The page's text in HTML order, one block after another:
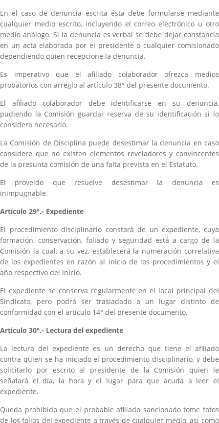
En el caso de denuncia escrita ésta debe formularse mediante
cualquier medio escrito, incluyendo el correo electrónico u otro
medio análogo. Si la denuncia es verbal se debe dejar constancia
en un acta elaborada por el presidente o cualquier comisionado
dependiendo quien recepcione la denuncia.
Es imperativo que el afiliado colaborador ofrezca medios
probatorios con arreglo al artículo 38° del presente documento.
El afiliado colaborador debe identificarse en su denuncia,
pudiendo la Comisión guardar reserva de su identificación si lo
considera necesario.
La Comisión de Disciplina puede desestimar la denuncia en caso
considere que no existen elementos reveladores y convincentes
de la presunta comisión de una falta prevista en el Estatuto.
El proveído que resuelve desestimar la denuncia es
inimpugnable.
Artículo 29°.- Expediente
El procedimiento disciplinario constará de un expediente, cuya
formación, conservación, foliado y seguridad está a cargo de la
Comisión la cual, a su vez, establecerá la numeración correlativa
de los expedientes en razón al inicio de los procedimientos y el
año respectivo del inicio.
El expediente se conserva regularmente en el local principal del
Sindicato, pero podrá ser trasladado a un lugar distinto de
conformidad con el artículo 14° del presente documento.
Artículo 30°.- Lectura del expediente
La lectura del expediente es un derecho que tiene el afiliado
contra quien se ha iniciado el procedimiento disciplinario, y debe
solicitarlo por escrito al presidente de la Comisión quien le
señalará el día, la hora y el lugar para que acuda a leer el
expediente.
Queda prohibido que el probable afiliado sancionado tome fotos
de los folios del expediente a través de cualquier medio, así como